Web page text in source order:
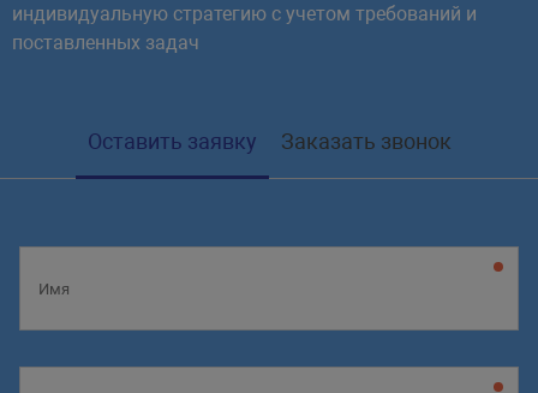
индивидуальную стратегию с учетом требований и
поставленных задач
Оставить заявку Заказать звонок